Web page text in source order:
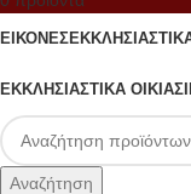
ΕΙΚΟΝΕΣ
ΕΚΚΛΗΣΙΑΣΤΙΚΑ ΟΙΚΙΑΣ
Αναζήτηση